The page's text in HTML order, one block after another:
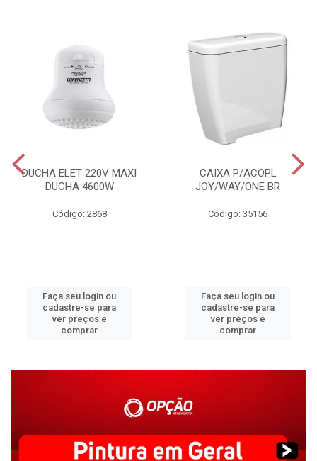
DUCHA ELET 220V MAXI
DUCHA 4600W
Código: 2868
Faça seu login ou
cadastre-se para
ver preços e
comprar
CAIXA P/ACOPL
JOY/WAY/ONE BR
Código: 35156
Faça seu login ou
cadastre-se para
ver preços e
comprar